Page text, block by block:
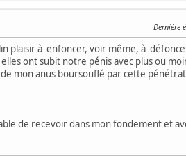
Dernière
plaisir à enfoncer, voir même, à
ont subit notre pénis avec plus ou
mon anus boursouflé par cette
de recevoir dans mon fondement et